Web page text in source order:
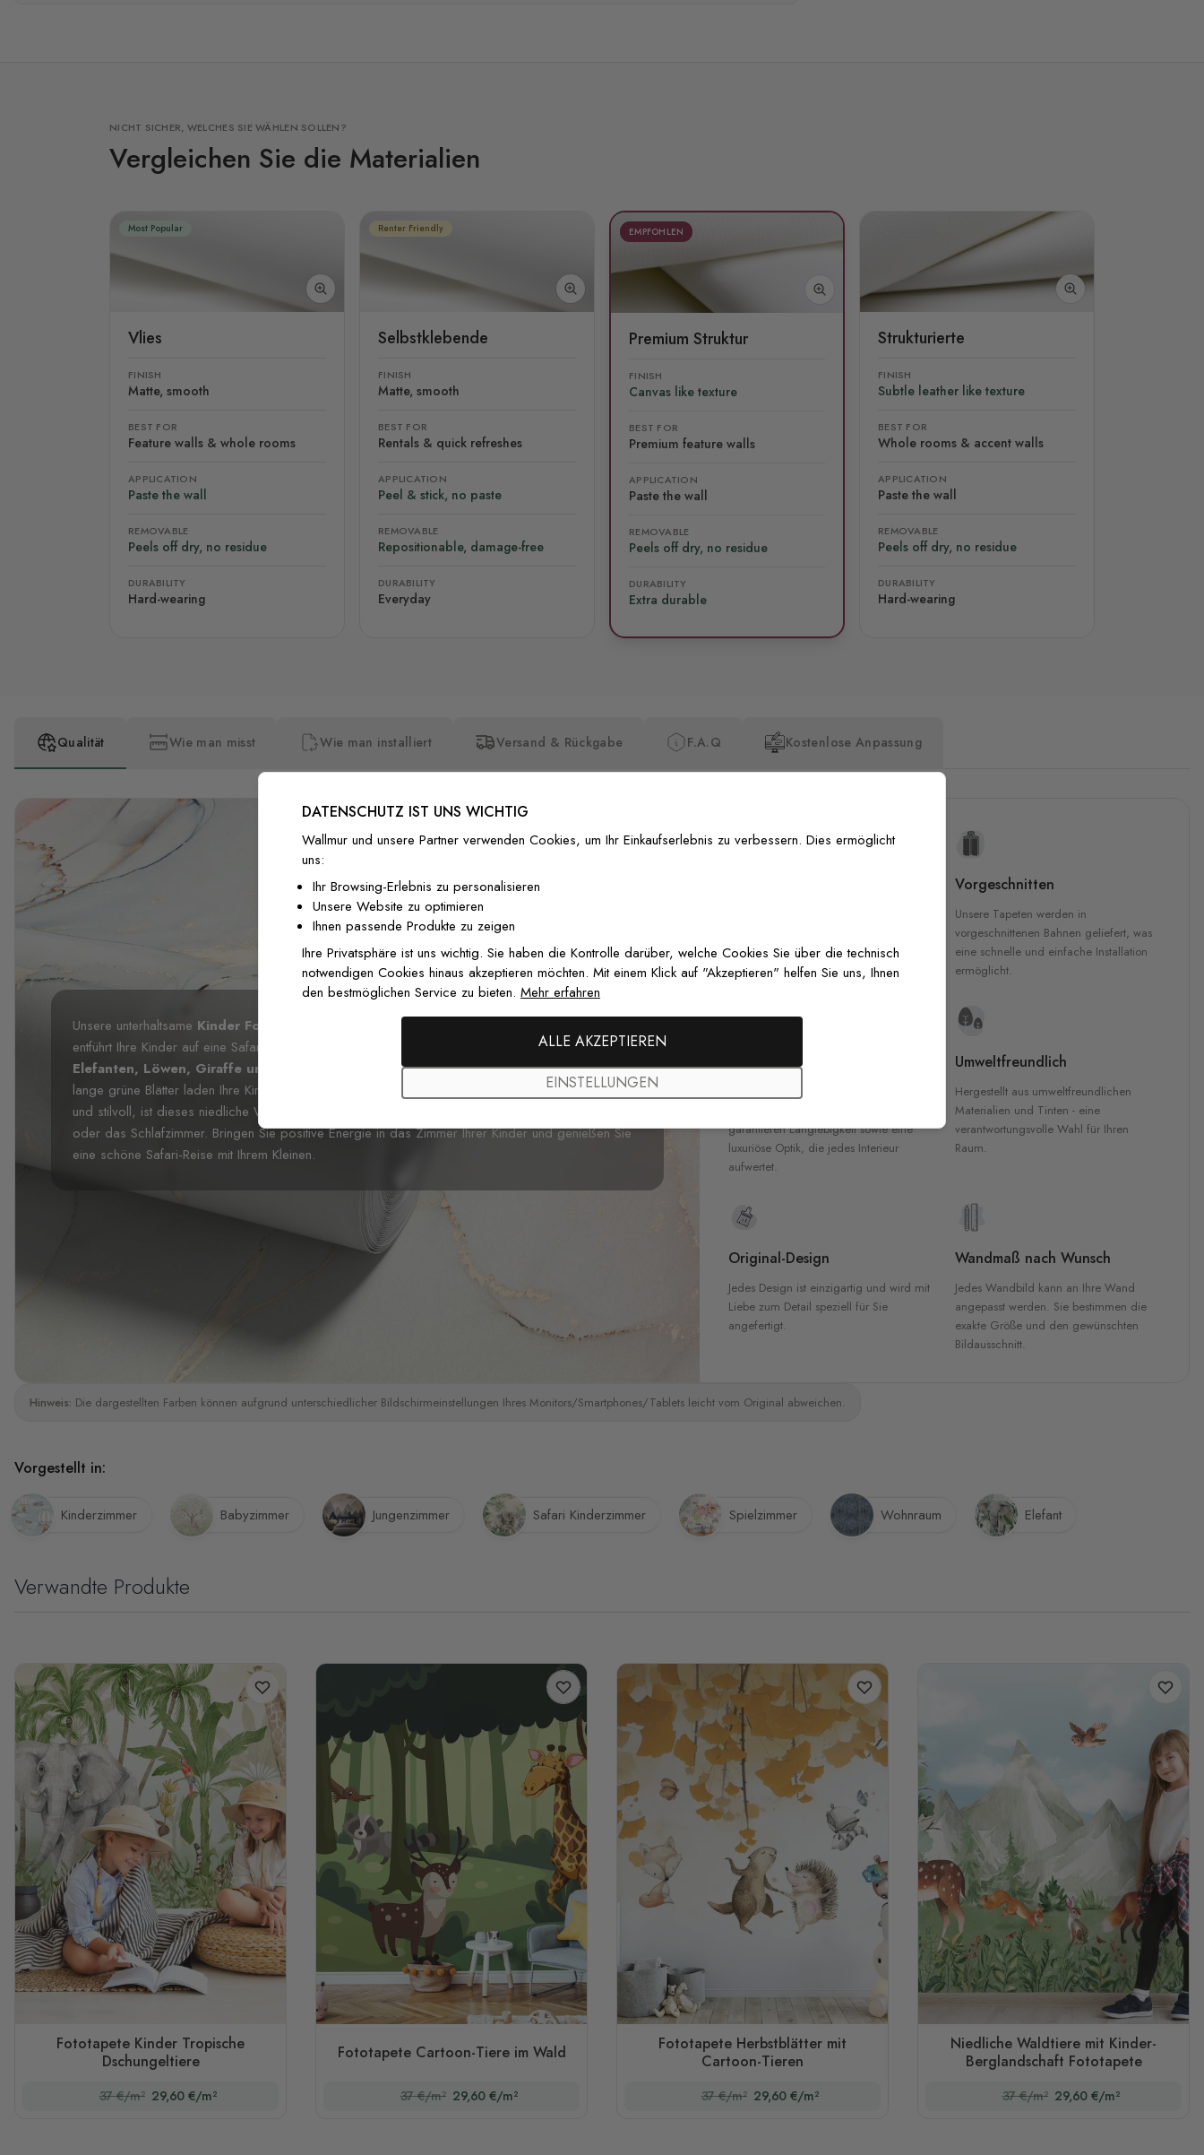
NICHT SICHER, WELCHES SIE WÄHLEN SOLLEN?
Vergleichen Sie die Materialien
Most Popular
Vlies
FINISH
Matte, smooth
BEST FOR
Feature walls & whole rooms
APPLICATION
Paste the wall
REMOVABLE
Peels off dry, no residue
DURABILITY
Hard-wearing
Renter Friendly
Selbstklebende
FINISH
Matte, smooth
BEST FOR
Rentals & quick refreshes
APPLICATION
Peel & stick, no paste
REMOVABLE
Repositionable, damage-free
DURABILITY
Everyday
EMPFOHLEN
Premium Struktur
FINISH
Canvas like texture
BEST FOR
Premium feature walls
APPLICATION
Paste the wall
REMOVABLE
Peels off dry, no residue
DURABILITY
Extra durable
Strukturierte
FINISH
Subtle leather like texture
BEST FOR
Whole rooms & accent walls
APPLICATION
Paste the wall
REMOVABLE
Peels off dry, no residue
DURABILITY
Hard-wearing
Qualität Wie man misst Wie man installiert Versand & Rückgabe F.A.Q Kostenlose Anpassung
Unsere unterhaltsame Kinder Fototapete Tropische Safari-Tiere mit Grünen Blättern
entführt Ihre Kinder auf eine Safari-Reise. Dieses fröhliche Wandbild zeigt
einen großen
Elefanten, Löwen, Giraffe und Hirsch
, die von jedem Kind bewundert werden. Große und
lange grüne Blätter laden Ihre Kinder auf einen Spaziergang über eine tropische Insel ein. Verspielt
und stilvoll, ist dieses niedliche Wandbild die perfekte Wahl für das Kinderzimmer, den Spielraum
oder das Schlafzimmer. Bringen Sie positive Energie in das Zimmer Ihrer Kinder und genießen Sie
eine schöne Safari-Reise mit Ihrem Kleinen.
zertifizierten Tinten für garantierte
Sicherheit in Innenräumen.
Vorgeschnitten
Unsere Tapeten werden in
vorgeschnittenen Bahnen geliefert, was
eine schnelle und einfache Installation
ermöglicht.
Hochwertige Materialien
garantieren Langlebigkeit sowie eine
luxuriöse Optik, die jedes Interieur
aufwertet.
Umweltfreundlich
Hergestellt aus umweltfreundlichen
Materialien und Tinten - eine
verantwortungsvolle Wahl für Ihren
Raum.
Original-Design
Jedes Design ist einzigartig und wird mit
Liebe zum Detail speziell für Sie
angefertigt.
Wandmaß nach Wunsch
Jedes Wandbild kann an Ihre Wand
angepasst werden. Sie bestimmen die
exakte Größe und den gewünschten
Bildausschnitt.
Hinweis: Die dargestellten Farben können aufgrund unterschiedlicher Bildschirmeinstellungen Ihres Monitors/Smartphones/Tablets leicht vom Original abweichen.
Vorgestellt in:
Kinderzimmer Babyzimmer Jungenzimmer Safari Kinderzimmer Spielzimmer Wohnraum Elefant
Verwandte Produkte
Fototapete Kinder Tropische
Dschungeltiere
37 €/m² 29,60 €/m²
Fototapete Cartoon-Tiere im Wald
37 €/m² 29,60 €/m²
Fototapete Herbstblätter mit
Cartoon-Tieren
37 €/m² 29,60 €/m²
Niedliche Waldtiere mit Kinder-
Berglandschaft Fototapete
37 €/m² 29,60 €/m²
DATENSCHUTZ IST UNS WICHTIG
Wallmur und unsere Partner verwenden Cookies, um Ihr Einkaufserlebnis zu verbessern. Dies ermöglicht
uns:
Ihr Browsing-Erlebnis zu personalisieren
Unsere Website zu optimieren
Ihnen passende Produkte zu zeigen
Ihre Privatsphäre ist uns wichtig. Sie haben die Kontrolle darüber, welche Cookies Sie über die technisch
notwendigen Cookies hinaus akzeptieren möchten. Mit einem Klick auf "Akzeptieren" helfen Sie uns, Ihnen
den bestmöglichen Service zu bieten. Mehr erfahren
ALLE AKZEPTIEREN
EINSTELLUNGEN